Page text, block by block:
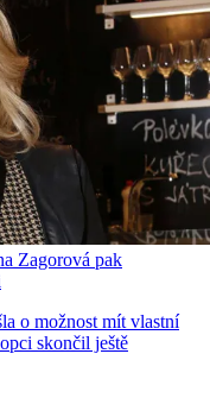
Zagorová pak
o možnost mít vlastní
skončil ještě